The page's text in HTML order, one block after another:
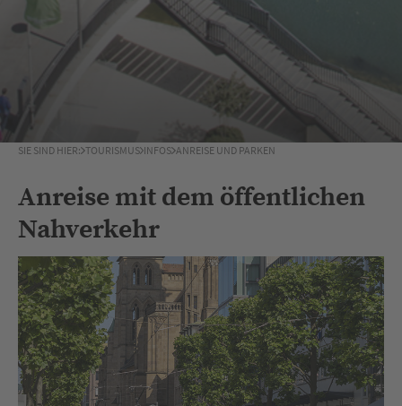
SIE SIND HIER: TOURISMUS INFOS ANREISE UND PARKEN
Anreise mit dem öffentlichen
Nahverkehr